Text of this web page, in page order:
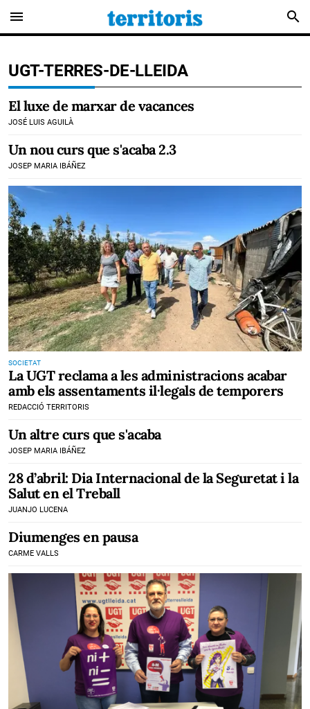
menu search
UGT-TERRES-DE-LLEIDA
El luxe de marxar de vacances
JOSÉ LUIS AGUILÀ
Un nou curs que s'acaba 2.3
JOSEP MARIA IBÁÑEZ
SOCIETAT
La UGT reclama a les administracions acabar
amb els assentaments il·legals de temporers
REDACCIÓ TERRITORIS
Un altre curs que s'acaba
JOSEP MARIA IBÁÑEZ
28 d’abril: Dia Internacional de la Seguretat i la
Salut en el Treball
JUANJO LUCENA
Diumenges en pausa
CARME VALLS